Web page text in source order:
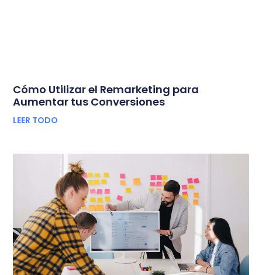
Cómo Utilizar el Remarketing para
Aumentar tus Conversiones
LEER TODO